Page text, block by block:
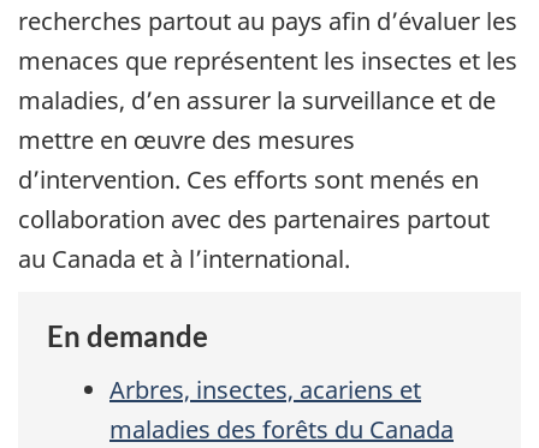
recherches partout au pays afin d’évaluer les
menaces que représentent les insectes et les
maladies, d’en assurer la surveillance et de
mettre en œuvre des mesures
d’intervention. Ces efforts sont menés en
collaboration avec des partenaires partout
au Canada et à l’international.
En demande
Arbres, insectes, acariens et
maladies des forêts du Canada